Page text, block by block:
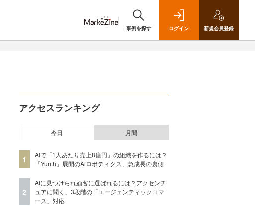
事例を探す ログイン 新規会員登録
アクセスランキング
今日 月間
1
AIで「1人あたり売上8億円」の組織を作るには？
「Yunth」展開のAiロボティクス、急成長の裏側
2
AIに見つけられ顧客に選ばれるには？アクセンチ
ュアに聞く、3段階の「エージェンティックコマ
ース」対応